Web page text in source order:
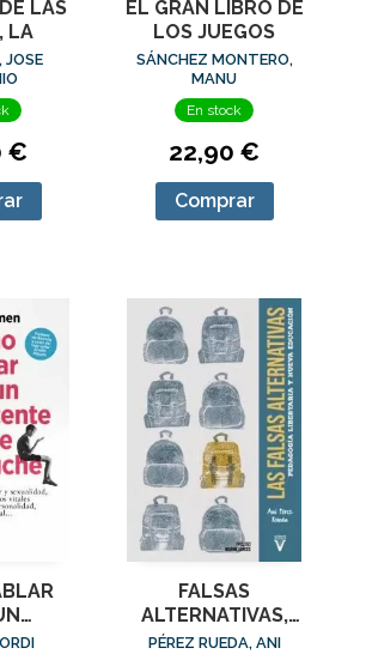
LAS
LA
JOSE
€
EL GRAN LIBRO DE
LOS JUEGOS
SÁNCHEZ MONTERO,
MANU
En stock
22,90 €
Comprar
Y
FALSAS
ALTERNATIVAS,
LAS (2ED)
PÉREZ RUEDA, ANI